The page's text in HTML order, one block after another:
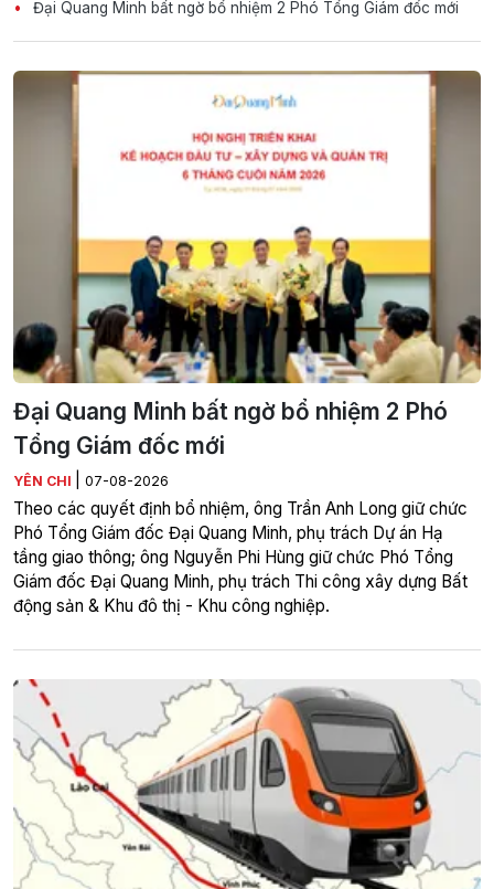
Đại Quang Minh bất ngờ bổ nhiệm 2 Phó Tổng Giám đốc mới
Đại Quang Minh bất ngờ bổ nhiệm 2 Phó
Tổng Giám đốc mới
YÊN CHI 07-08-2026
Theo các quyết định bổ nhiệm, ông Trần Anh Long giữ chức
Phó Tổng Giám đốc Đại Quang Minh, phụ trách Dự án Hạ
tầng giao thông; ông Nguyễn Phi Hùng giữ chức Phó Tổng
Giám đốc Đại Quang Minh, phụ trách Thi công xây dựng Bất
động sản & Khu đô thị - Khu công nghiệp.